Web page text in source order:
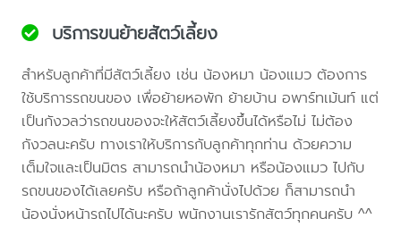
บริการขนย้ายสัตว์เลี้ยง
สำหรับลูกค้าที่มีสัตว์เลี้ยง เช่น น้องหมา น้องแมว ต้องการ
ใช้บริการรถขนของ เพื่อย้ายหอพัก ย้ายบ้าน อพาร์ทเม้นท์ แต่
เป็นกังวลว่ารถขนของจะให้สัตว์เลี้ยงขึ้นได้หรือไม่ ไม่ต้อง
กังวลนะครับ ทางเราให้บริการกับลูกค้าทุกท่าน ด้วยความ
เต็มใจและเป็นมิตร สามารถนำน้องหมา หรือน้องแมว ไปกับ
รถขนของได้เลยครับ หรือถ้าลูกค้านั่งไปด้วย ก็สามารถนำ
น้องนั่งหน้ารถไปได้นะครับ พนักงานเรารักสัตว์ทุกคนครับ ^^